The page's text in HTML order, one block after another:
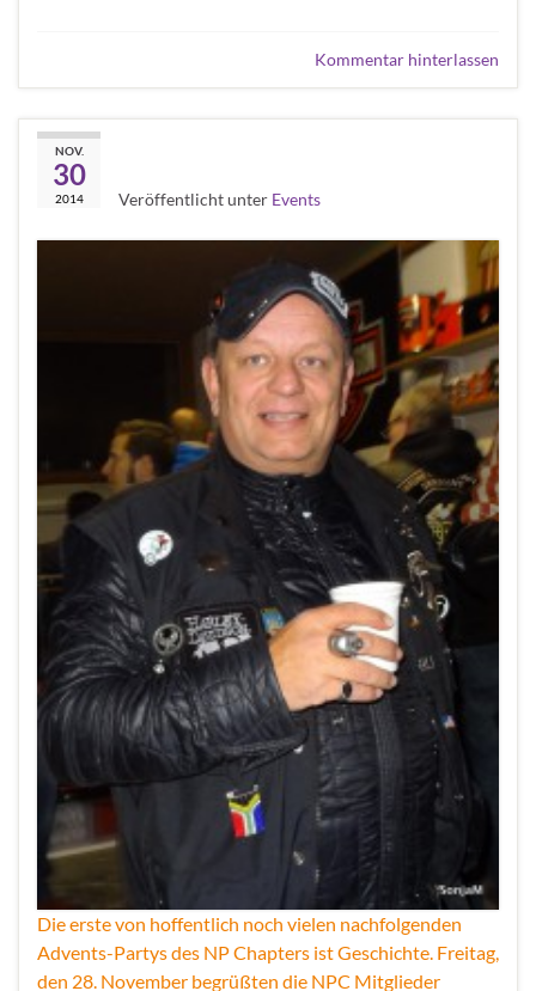
Kommentar hinterlassen
NOV.
30
2014 Veröffentlicht unter Events
Die erste von hoffentlich noch vielen nachfolgenden
Advents-Partys des NP Chapters ist Geschichte. Freitag,
den 28. November begrüßten die NPC Mitglieder